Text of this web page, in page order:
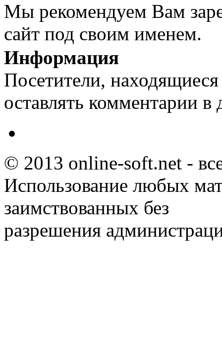
Мы рекомендуем Вам
сайт под своим именем.
Информация
Посетители,
оставлять комментарии в
© 2013 online-soft.net -
Использование любых
заимствованных без
разрешения